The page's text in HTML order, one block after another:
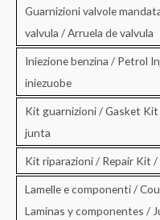
Guarnizioni valvole
valvula / Arruela de valvula
Iniezione benzina / Petrol
iniezuobe
Kit guarnizioni / Gasket
junta
Kit riparazioni / Repair Kit
Lamelle e componenti /
Laminas y componentes /